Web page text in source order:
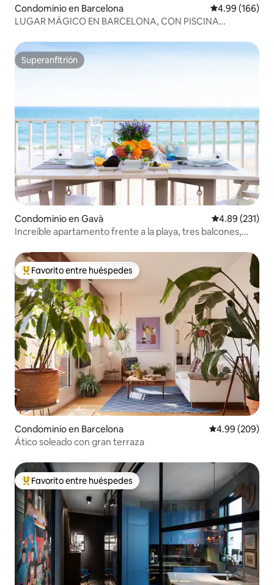
Condominio en Barcelona Calificación
4.99 (166)
LUGAR MÁGICO EN BARCELONA, CON PISCINA
Superanfitrión
Superanfitrión
Condominio en Gavà Calificación
4.89 (231)
Increíble apartamento frente a la playa, tres balcones,
De los mejores en Favorito entre huéspedes
Favorito entre huéspedes
Condominio en Barcelona Calificación
4.99 (209)
Ático soleado con gran terraza
De los mejores en Favorito entre huéspedes
Favorito entre huéspedes